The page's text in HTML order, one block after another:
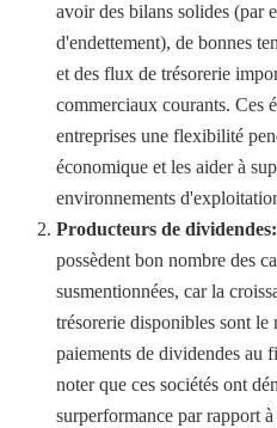
avoir des bilans solides (par
d'endettement), de bonnes
et des flux de trésorerie
commerciaux courants. Ces
entreprises une flexibilité
économique et les aider à
environnements
Producteurs de dividendes:
possèdent bon nombre des
susmentionnées, car la
trésorerie disponibles sont
paiements de dividendes au
noter que ces sociétés ont
surperformance par rapport